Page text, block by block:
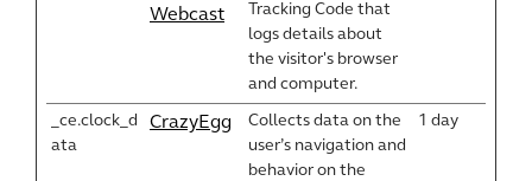
Webcast
Tracking Code that
logs details about
the visitor's browser
and computer.
_ce.clock_d
ata
CrazyEgg
Collects data on the
user’s navigation and
behavior on the
1 day